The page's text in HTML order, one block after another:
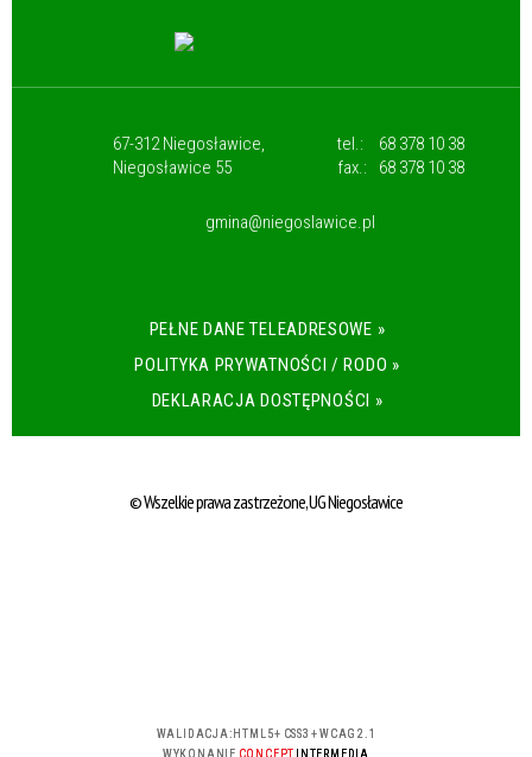
67-312 Niegosławice,
Niegosławice 55
tel.:
68 378 10 38
fax.:
68 378 10 38
gmina@niegoslawice.pl
PEŁNE DANE TELEADRESOWE »
POLITYKA PRYWATNOŚCI / RODO »
DEKLARACJA DOSTĘPNOŚCI »
© Wszelkie prawa zastrzeżone, UG Niegosławice
WALIDACJA: HTML5+ CSS3 +WCAG 2.1
WYKONANIE CONCEPT INTERMEDIA